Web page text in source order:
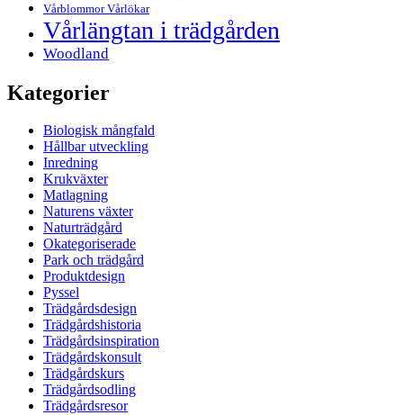
Vårblommor Vårlökar
Vårlängtan i trädgården
Woodland
Kategorier
Biologisk mångfald
Hållbar utveckling
Inredning
Krukväxter
Matlagning
Naturens växter
Naturträdgård
Okategoriserade
Park och trädgård
Produktdesign
Pyssel
Trädgårdsdesign
Trädgårdshistoria
Trädgårdsinspiration
Trädgårdskonsult
Trädgårdskurs
Trädgårdsodling
Trädgårdsresor